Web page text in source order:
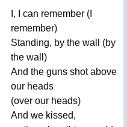
, can remember (
remember)
Standing, by the wall (by
the wall )
And the guns shot above
our heads
(over our heads)
And we kissed,